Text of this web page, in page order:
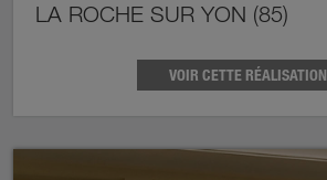
LA ROCHE SUR YON (85)
VOIR CETTE RÉALISATION